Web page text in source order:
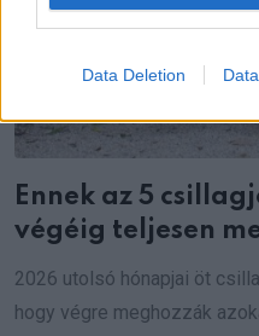
Data Deletion
Ennek az 5
végéig teljesen
2026 utolsó hónapjai öt
hogy végre meghozzák